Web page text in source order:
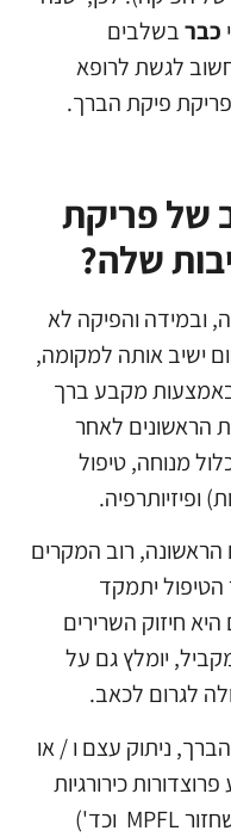
כברבשלבים
לגשת לרופא
פיקת הברך.
של פריקת
שלה?
ובמידה והפיקה לא
ישיב אותה למקומה,
מקבע ברך
הראשונים לאחר
מנוחה, טיפול
ופיזיותרפיה.
רוב המקרים
הטיפול יתמקד
חיזוק השרירים
יומלץ גם על
לגרום לכאב.
ניתוק עצם ו / או
כירורגיות
מסוגים שונים (טרוכלאופלסטיה, שחזור MPFL וכד')